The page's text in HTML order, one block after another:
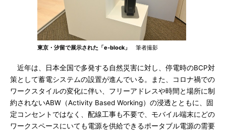
東京・汐留で展示された「e-block」 筆者撮影
近年は、日本全国で多発する自然災害に対し、停電時のBCP対
策として蓄電システムの設置が進んでいる。また、コロナ禍での
ワークスタイルの変化に伴い、フリーアドレスや時間と場所に制
約されないABW（Activity Based Working）の浸透とともに、固
定コンセントではなく、配線工事も不要で、モバイル端末にどの
ワークスペースにいても電源を供給できるポータブル電源の需要